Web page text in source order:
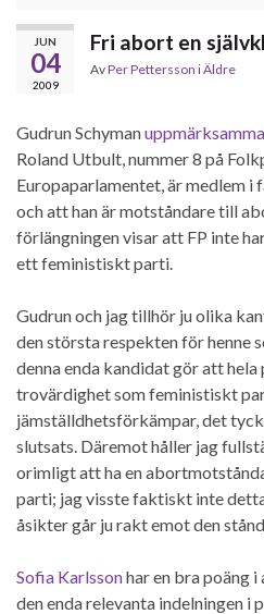
JUN
04
2009
Fri abort en
AvPer Pettersson iÄldre
Gudrun Schyman
Roland Utbult, nummer 8 på
Europaparlamentet, är medlem
och att han är motståndare till
förlängningen visar att FP inte
ett feministiskt parti.
Gudrun och jag tillhör ju olika
den största respekten för henne
denna enda kandidat gör att
trovärdighet som feministiskt
jämställdhetsförkämpar, det
slutsats. Däremot håller jag
orimligt att ha en
parti; jag visste faktiskt inte
åsikter går ju rakt emot den
Sofia Karlssonhar en bra poäng
den enda relevanta indelningen i